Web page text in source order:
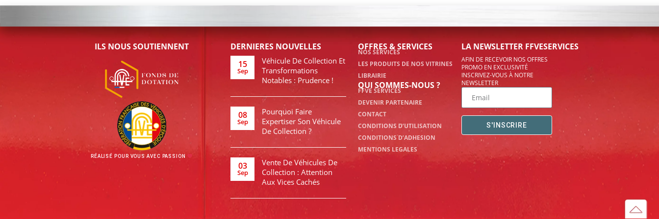
ILS NOUS SOUTIENNENT
RÉALISÉ POUR VOUS AVEC PASSION
DERNIERES NOUVELLES
15
Sep
Véhicule De Collection Et
Transformations
Notables : Prudence !
08
Sep
Pourquoi Faire
Expertiser Son Véhicule
De Collection ?
03
Sep
Vente De Véhicules De
Collection : Attention
Aux Vices Cachés
OFFRES & SERVICES
NOS SERVICES
LES PRODUITS DE NOS VITRINES
LIBRAIRIE
QUI SOMMES-NOUS ?
FFVE SERVICES
DEVENIR PARTENAIRE
CONTACT
CONDITIONS D’UTILISATION
CONDITIONS D’ADHESION
MENTIONS LEGALES
LA NEWSLETTER FFVESERVICES
AFIN DE RECEVOIR NOS OFFRES
PROMO EN EXCLUSIVITÉ
INSCRIVEZ-VOUS À NOTRE
NEWSLETTER
S'INSCRIRE